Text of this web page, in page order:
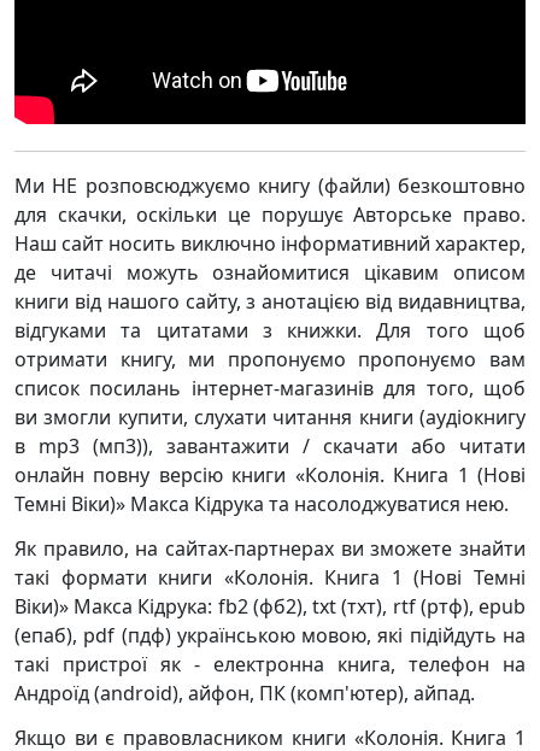
Ми НЕ розповсюджуємо книгу (файли) безкоштовно
для скачки, оскільки це порушує Авторське право.
Наш сайт носить виключно інформативний характер,
де читачі можуть ознайомитися цікавим описом
книги від нашого сайту, з анотацією від видавництва,
відгуками та цитатами з книжки. Для того щоб
отримати книгу, ми пропонуємо пропонуємо вам
список посилань інтернет-магазинів для того, щоб
ви змогли купити, слухати читання книги (аудіокнигу
в mp3 (мп3)), завантажити / скачати або читати
онлайн повну версію книги «Колонія. Книга 1 (Нові
Темні Віки)» Макса Кідрука та насолоджуватися нею.
Як правило, на сайтах-партнерах ви зможете знайти
такі формати книги «Колонія. Книга 1 (Нові Темні
Віки)» Макса Кідрука: fb2 (фб2), txt (тхт), rtf (ртф), epub
(епаб), pdf (пдф) українською мовою, які підійдуть на
такі пристрої як - електронна книга, телефон на
Андроїд (android), айфон, ПК (комп'ютер), айпад.
Якщо ви є правовласником книги «Колонія. Книга 1